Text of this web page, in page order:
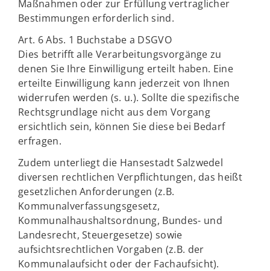
Maßnahmen oder zur Erfüllung vertraglicher
Bestimmungen erforderlich sind.
Art. 6 Abs. 1 Buchstabe a DSGVO
Dies betrifft alle Verarbeitungsvorgänge zu
denen Sie Ihre Einwilligung erteilt haben. Eine
erteilte Einwilligung kann jederzeit von Ihnen
widerrufen werden (s. u.). Sollte die spezifische
Rechtsgrundlage nicht aus dem Vorgang
ersichtlich sein, können Sie diese bei Bedarf
erfragen.
Zudem unterliegt die Hansestadt Salzwedel
diversen rechtlichen Verpflichtungen, das heißt
gesetzlichen Anforderungen (z.B.
Kommunalverfassungsgesetz,
Kommunalhaushaltsordnung, Bundes- und
Landesrecht, Steuergesetze) sowie
aufsichtsrechtlichen Vorgaben (z.B. der
Kommunalaufsicht oder der Fachaufsicht).